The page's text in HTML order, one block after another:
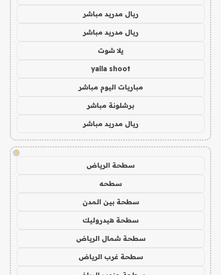
ريال مدريد مباشر
ريال مدريد مباشر
يلا شوت
yalla shoot
مباريات اليوم مباشر
برشلونة مباشر
ريال مدريد مباشر
!
سطحة الرياض
سطحه
سطحة بين المدن
سطحة هيدروليك
سطحة شمال الرياض
سطحة غرب الرياض